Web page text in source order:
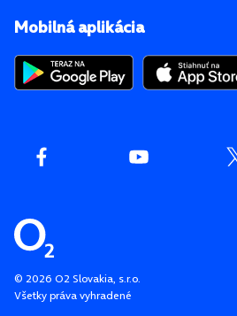
© 2026 O2 Slovakia, s.r.o.
Všetky práva vyhradené
Mobilná aplikácia